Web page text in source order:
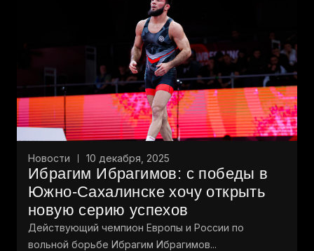
Новости 10 декабря, 2025
Ибрагим Ибрагимов: с победы в
Южно-Сахалинске хочу открыть
новую серию успехов
Действующий чемпион Европы и России по
вольной борьбе Ибрагим Ибрагимов...